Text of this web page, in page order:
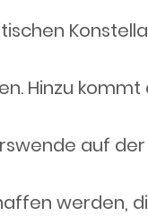
Hinzu
auf
werden,